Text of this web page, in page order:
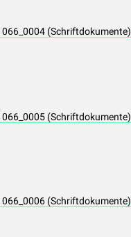
(Schriftdokumente)
(Schriftdokumente)
(Schriftdokumente)